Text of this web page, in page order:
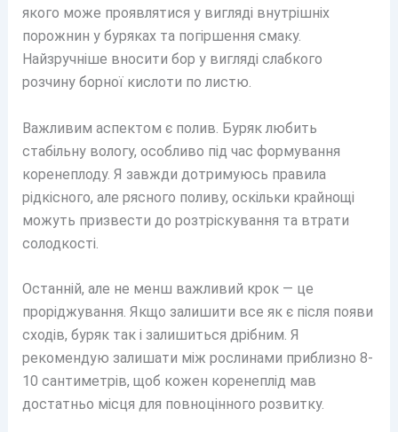
якого може проявлятися у вигляді внутрішніх
порожнин у буряках та погіршення смаку.
Найзручніше вносити бор у вигляді слабкого
розчину борної кислоти по листю.
Важливим аспектом є полив. Буряк любить
стабільну вологу, особливо під час формування
коренеплоду. Я завжди дотримуюсь правила
рідкісного, але рясного поливу, оскільки крайнощі
можуть призвести до розтріскування та втрати
солодкості.
Останній, але не менш важливий крок — це
проріджування. Якщо залишити все як є після появи
сходів, буряк так і залишиться дрібним. Я
рекомендую залишати між рослинами приблизно 8-
10 сантиметрів, щоб кожен коренеплід мав
достатньо місця для повноцінного розвитку.